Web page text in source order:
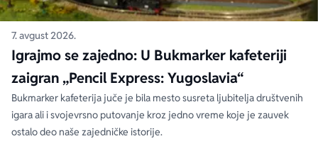
7. avgust 2026.
Igrajmo se zajedno: U Bukmarker kafeteriji
zaigran „Pencil Express: Yugoslavia“
Bukmarker kafeterija juče je bila mesto susreta ljubitelja društvenih
igara ali i svojevrsno putovanje kroz jedno vreme koje je zauvek
ostalo deo naše zajedničke istorije.